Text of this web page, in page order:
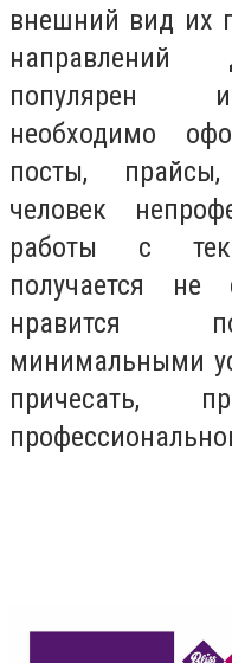
внешний вид их
направлений
популярен
необходимо
посты,
человек
работы с
получается
нравится
минимальными
причесать,